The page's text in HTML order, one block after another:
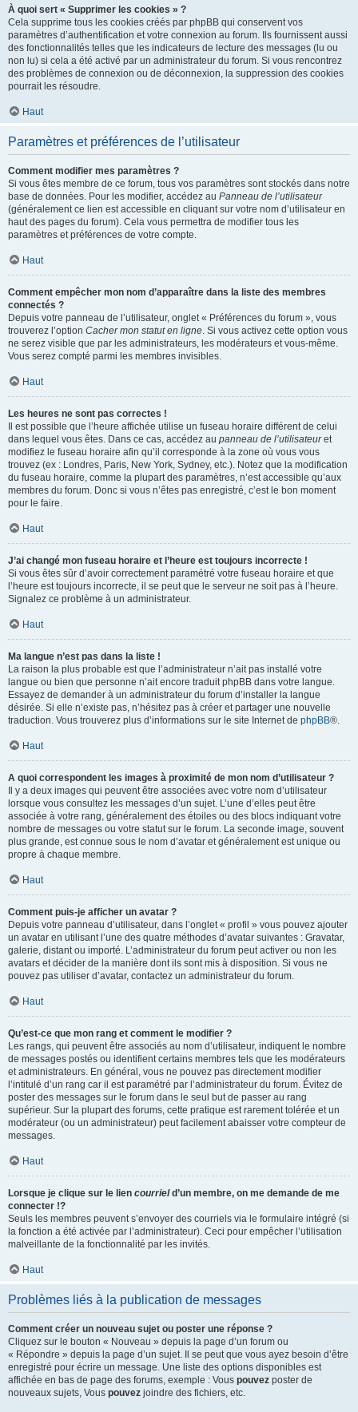
À quoi sert « Supprimer les cookies » ?
Cela supprime tous les cookies créés par phpBB qui conservent vos
paramètres d’authentification et votre connexion au forum. Ils fournissent aussi
des fonctionnalités telles que les indicateurs de lecture des messages (lu ou
non lu) si cela a été activé par un administrateur du forum. Si vous rencontrez
des problèmes de connexion ou de déconnexion, la suppression des cookies
pourrait les résoudre.
Haut
Paramètres et préférences de l’utilisateur
Comment modifier mes paramètres ?
Si vous êtes membre de ce forum, tous vos paramètres sont stockés dans notre
base de données. Pour les modifier, accédez au Panneau de l’utilisateur
(généralement ce lien est accessible en cliquant sur votre nom d’utilisateur en
haut des pages du forum). Cela vous permettra de modifier tous les
paramètres et préférences de votre compte.
Haut
Comment empêcher mon nom d’apparaître dans la liste des membres
connectés ?
Depuis votre panneau de l’utilisateur, onglet « Préférences du forum », vous
trouverez l’option Cacher mon statut en ligne. Si vous activez cette option vous
ne serez visible que par les administrateurs, les modérateurs et vous-même.
Vous serez compté parmi les membres invisibles.
Haut
Les heures ne sont pas correctes !
Il est possible que l’heure affichée utilise un fuseau horaire différent de celui
dans lequel vous êtes. Dans ce cas, accédez au panneau de l’utilisateuret
modifiez le fuseau horaire afin qu’il corresponde à la zone où vous vous
trouvez (ex : Londres, Paris, New York, Sydney, etc.). Notez que la modification
du fuseau horaire, comme la plupart des paramètres, n’est accessible qu’aux
membres du forum. Donc si vous n’êtes pas enregistré, c’est le bon moment
pour le faire.
Haut
J’ai changé mon fuseau horaire et l’heure est toujours incorrecte !
Si vous êtes sûr d’avoir correctement paramétré votre fuseau horaire et que
l’heure est toujours incorrecte, il se peut que le serveur ne soit pas à l’heure.
Signalez ce problème à un administrateur.
Haut
Ma langue n’est pas dans la liste !
La raison la plus probable est que l’administrateur n’ait pas installé votre
langue ou bien que personne n’ait encore traduit phpBB dans votre langue.
Essayez de demander à un administrateur du forum d’installer la langue
désirée. Si elle n’existe pas, n’hésitez pas à créer et partager une nouvelle
traduction. Vous trouverez plus d’informations sur le site Internet de phpBB®.
Haut
A quoi correspondent les images à proximité de mon nom d’utilisateur ?
Il y a deux images qui peuvent être associées avec votre nom d’utilisateur
lorsque vous consultez les messages d’un sujet. L’une d’elles peut être
associée à votre rang, généralement des étoiles ou des blocs indiquant votre
nombre de messages ou votre statut sur le forum. La seconde image, souvent
plus grande, est connue sous le nom d’avatar et généralement est unique ou
propre à chaque membre.
Haut
Comment puis-je afficher un avatar ?
Depuis votre panneau d’utilisateur, dans l’onglet « profil » vous pouvez ajouter
un avatar en utilisant l’une des quatre méthodes d’avatar suivantes : Gravatar,
galerie, distant ou importé. L’administrateur du forum peut activer ou non les
avatars et décider de la manière dont ils sont mis à disposition. Si vous ne
pouvez pas utiliser d’avatar, contactez un administrateur du forum.
Haut
Qu’est-ce que mon rang et comment le modifier ?
Les rangs, qui peuvent être associés au nom d’utilisateur, indiquent le nombre
de messages postés ou identifient certains membres tels que les modérateurs
et administrateurs. En général, vous ne pouvez pas directement modifier
l’intitulé d’un rang car il est paramétré par l’administrateur du forum. Évitez de
poster des messages sur le forum dans le seul but de passer au rang
supérieur. Sur la plupart des forums, cette pratique est rarement tolérée et un
modérateur (ou un administrateur) peut facilement abaisser votre compteur de
messages.
Haut
Lorsque je clique sur le lien courrield’un membre, on me demande de me
connecter !?
Seuls les membres peuvent s’envoyer des courriels via le formulaire intégré (si
la fonction a été activée par l’administrateur). Ceci pour empêcher l’utilisation
malveillante de la fonctionnalité par les invités.
Haut
Problèmes liés à la publication de messages
Comment créer un nouveau sujet ou poster une réponse ?
Cliquez sur le bouton « Nouveau » depuis la page d’un forum ou
« Répondre » depuis la page d’un sujet. Il se peut que vous ayez besoin d’être
enregistré pour écrire un message. Une liste des options disponibles est
affichée en bas de page des forums, exemple : Vous pouvez poster de
nouveaux sujets, Vous pouvez joindre des fichiers, etc.